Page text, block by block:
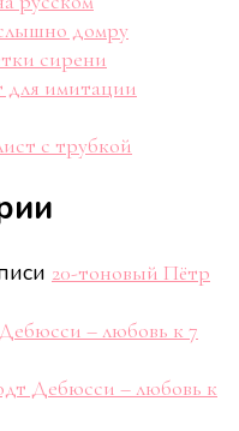
домру
сирени
для имитации
с трубкой
20-тоновый Пётр
– любовь к 7
Дебюсси – любовь к